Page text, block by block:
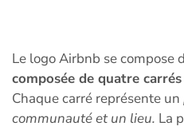
Le logo Airbnb se compose
composée de quatre
Chaque carré représente un
communauté et un lieu. La